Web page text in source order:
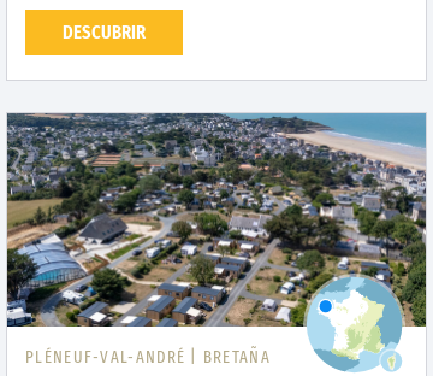
DESCUBRIR
PLÉNEUF-VAL-ANDRÉ | BRETAÑA